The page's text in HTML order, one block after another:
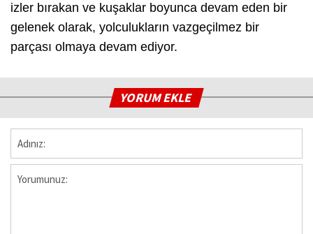
izler bırakan ve kuşaklar boyunca devam eden bir
gelenek olarak, yolculukların vazgeçilmez bir
parçası olmaya devam ediyor.
YORUM EKLE